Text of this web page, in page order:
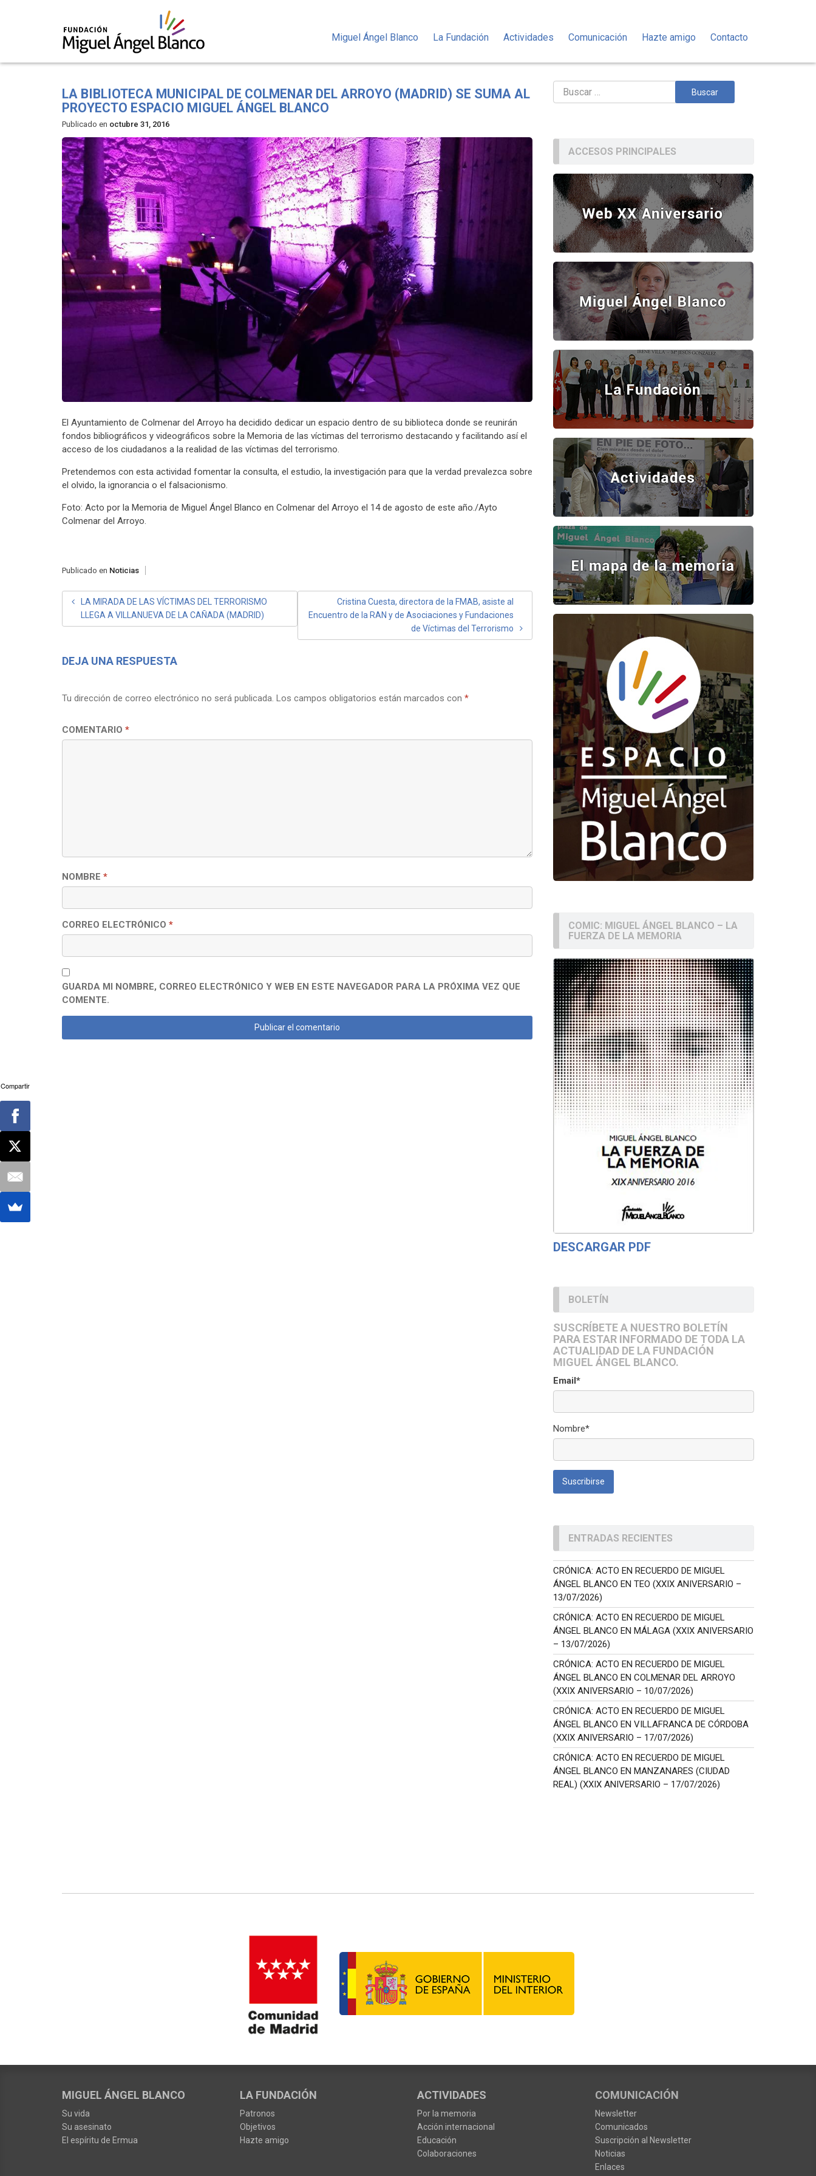
Miguel Ángel Blanco La Fundación Actividades Comunicación Hazte amigo Contacto
LA BIBLIOTECA MUNICIPAL DE COLMENAR DEL ARROYO (MADRID) SE SUMA AL
PROYECTO ESPACIO MIGUEL ÁNGEL BLANCO
Publicado en octubre 31, 2016
El Ayuntamiento de Colmenar del Arroyo ha decidido dedicar un espacio dentro de su biblioteca donde se reunirán
fondos bibliográficos y videográficos sobre la Memoria de las víctimas del terrorismo destacando y facilitando así el
acceso de los ciudadanos a la realidad de las víctimas del terrorismo.
Pretendemos con esta actividad fomentar la consulta, el estudio, la investigación para que la verdad prevalezca sobre
el olvido, la ignorancia o el falsacionismo.
Foto: Acto por la Memoria de Miguel Ángel Blanco en Colmenar del Arroyo el 14 de agosto de este año./Ayto
Colmenar del Arroyo.
Publicado en Noticias
NAVEGACIÓN
DE
LA MIRADA DE LAS VÍCTIMAS DEL TERRORISMO
LLEGA A VILLANUEVA DE LA CAÑADA (MADRID)
Cristina Cuesta, directora de la FMAB, asiste al
Encuentro de la RAN y de Asociaciones y Fundaciones
de Víctimas del Terrorismo
DEJA UNA RESPUESTA
Tu dirección de correo electrónico no será publicada. Los campos obligatorios están marcados con *
COMENTARIO *
NOMBRE *
CORREO ELECTRÓNICO *
GUARDA MI NOMBRE, CORREO ELECTRÓNICO Y WEB EN ESTE NAVEGADOR PARA LA PRÓXIMA VEZ QUE
COMENTE.
Buscar:
ACCESOS PRINCIPALES
COMIC: MIGUEL ÁNGEL BLANCO – LA
FUERZA DE LA MEMORIA
DESCARGAR PDF
BOLETÍN
SUSCRÍBETE A NUESTRO BOLETÍN
PARA ESTAR INFORMADO DE TODA LA
ACTUALIDAD DE LA FUNDACIÓN
MIGUEL ÁNGEL BLANCO.
Email*
Nombre*
ENTRADAS RECIENTES
CRÓNICA: ACTO EN RECUERDO DE MIGUEL
ÁNGEL BLANCO EN TEO (XXIX ANIVERSARIO –
13/07/2026)
CRÓNICA: ACTO EN RECUERDO DE MIGUEL
ÁNGEL BLANCO EN MÁLAGA (XXIX ANIVERSARIO
– 13/07/2026)
CRÓNICA: ACTO EN RECUERDO DE MIGUEL
ÁNGEL BLANCO EN COLMENAR DEL ARROYO
(XXIX ANIVERSARIO – 10/07/2026)
CRÓNICA: ACTO EN RECUERDO DE MIGUEL
ÁNGEL BLANCO EN VILLAFRANCA DE CÓRDOBA
(XXIX ANIVERSARIO – 17/07/2026)
CRÓNICA: ACTO EN RECUERDO DE MIGUEL
ÁNGEL BLANCO EN MANZANARES (CIUDAD
REAL) (XXIX ANIVERSARIO – 17/07/2026)
MIGUEL ÁNGEL BLANCO
Su vida
Su asesinato
El espíritu de Ermua
LA FUNDACIÓN
Patronos
Objetivos
Hazte amigo
ACTIVIDADES
Por la memoria
Acción internacional
Educación
Colaboraciones
COMUNICACIÓN
Newsletter
Comunicados
Suscripción al Newsletter
Noticias
Enlaces
Compartir